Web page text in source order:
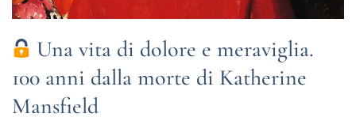
Una vita di dolore e meraviglia.
100 anni dalla morte di Katherine
Mansfield